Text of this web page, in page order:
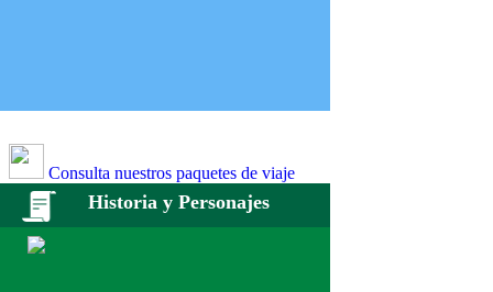
Consulta nuestros paquetes de viaje
Historia y Personajes